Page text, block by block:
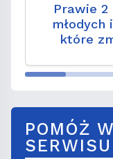
Prawie 2
młodych
które
POMÓŻ
SERWISU